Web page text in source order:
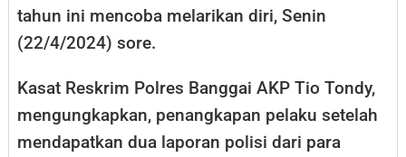
tahun ini mencoba melarikan diri, Senin
(22/4/2024) sore.
Kasat Reskrim Polres Banggai AKP Tio Tondy,
mengungkapkan, penangkapan pelaku setelah
mendapatkan dua laporan polisi dari para